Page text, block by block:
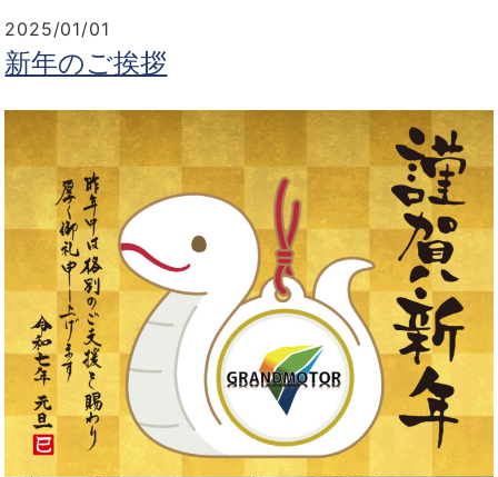
2025/01/01
新年のご挨拶